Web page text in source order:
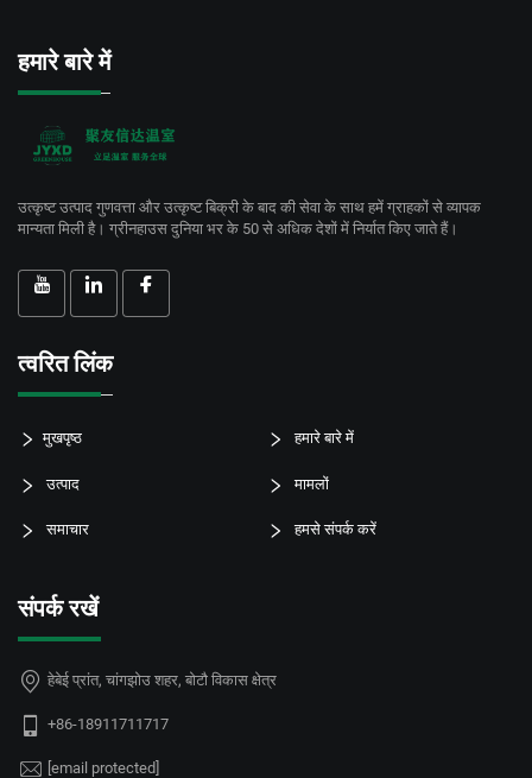
हमारे बारे में
उत्कृष्ट उत्पाद गुणवत्ता और उत्कृष्ट बिक्री के बाद की सेवा के साथ हमें ग्राहकों से व्यापक
मान्यता मिली है। ग्रीनहाउस दुनिया भर के 50 से अधिक देशों में निर्यात किए जाते हैं।
त्वरित लिंक
मुखपृष्ठ हमारे बारे में
उत्पाद मामलों
समाचार हमसे संपर्क करें
संपर्क रखें
हेबेई प्रांत, चांगझोउ शहर, बोटौ विकास क्षेत्र
+86-18911711717
[email protected]